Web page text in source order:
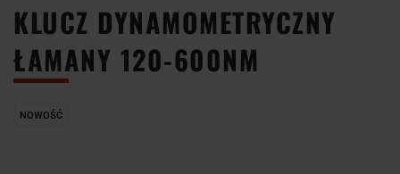
Dodaj zgłoszenie
KLUCZ DYNAMOMETRYCZNY
ŁAMANY 120-600NM
NOWOŚĆ